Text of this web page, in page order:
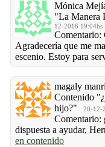
Mónica
"La Manera
12-2016 19:04hs
Comentario:
Agradecería que me
escenio. Estoy para
magaly
Contenido
hijo?"
20-12-
Comentario:
dispuesta a ayudar,
en contenido